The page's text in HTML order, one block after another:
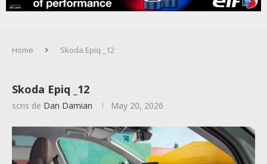
Home Skoda Epiq _12
Skoda Epiq _12
scris de Dan Damian May 20, 2026